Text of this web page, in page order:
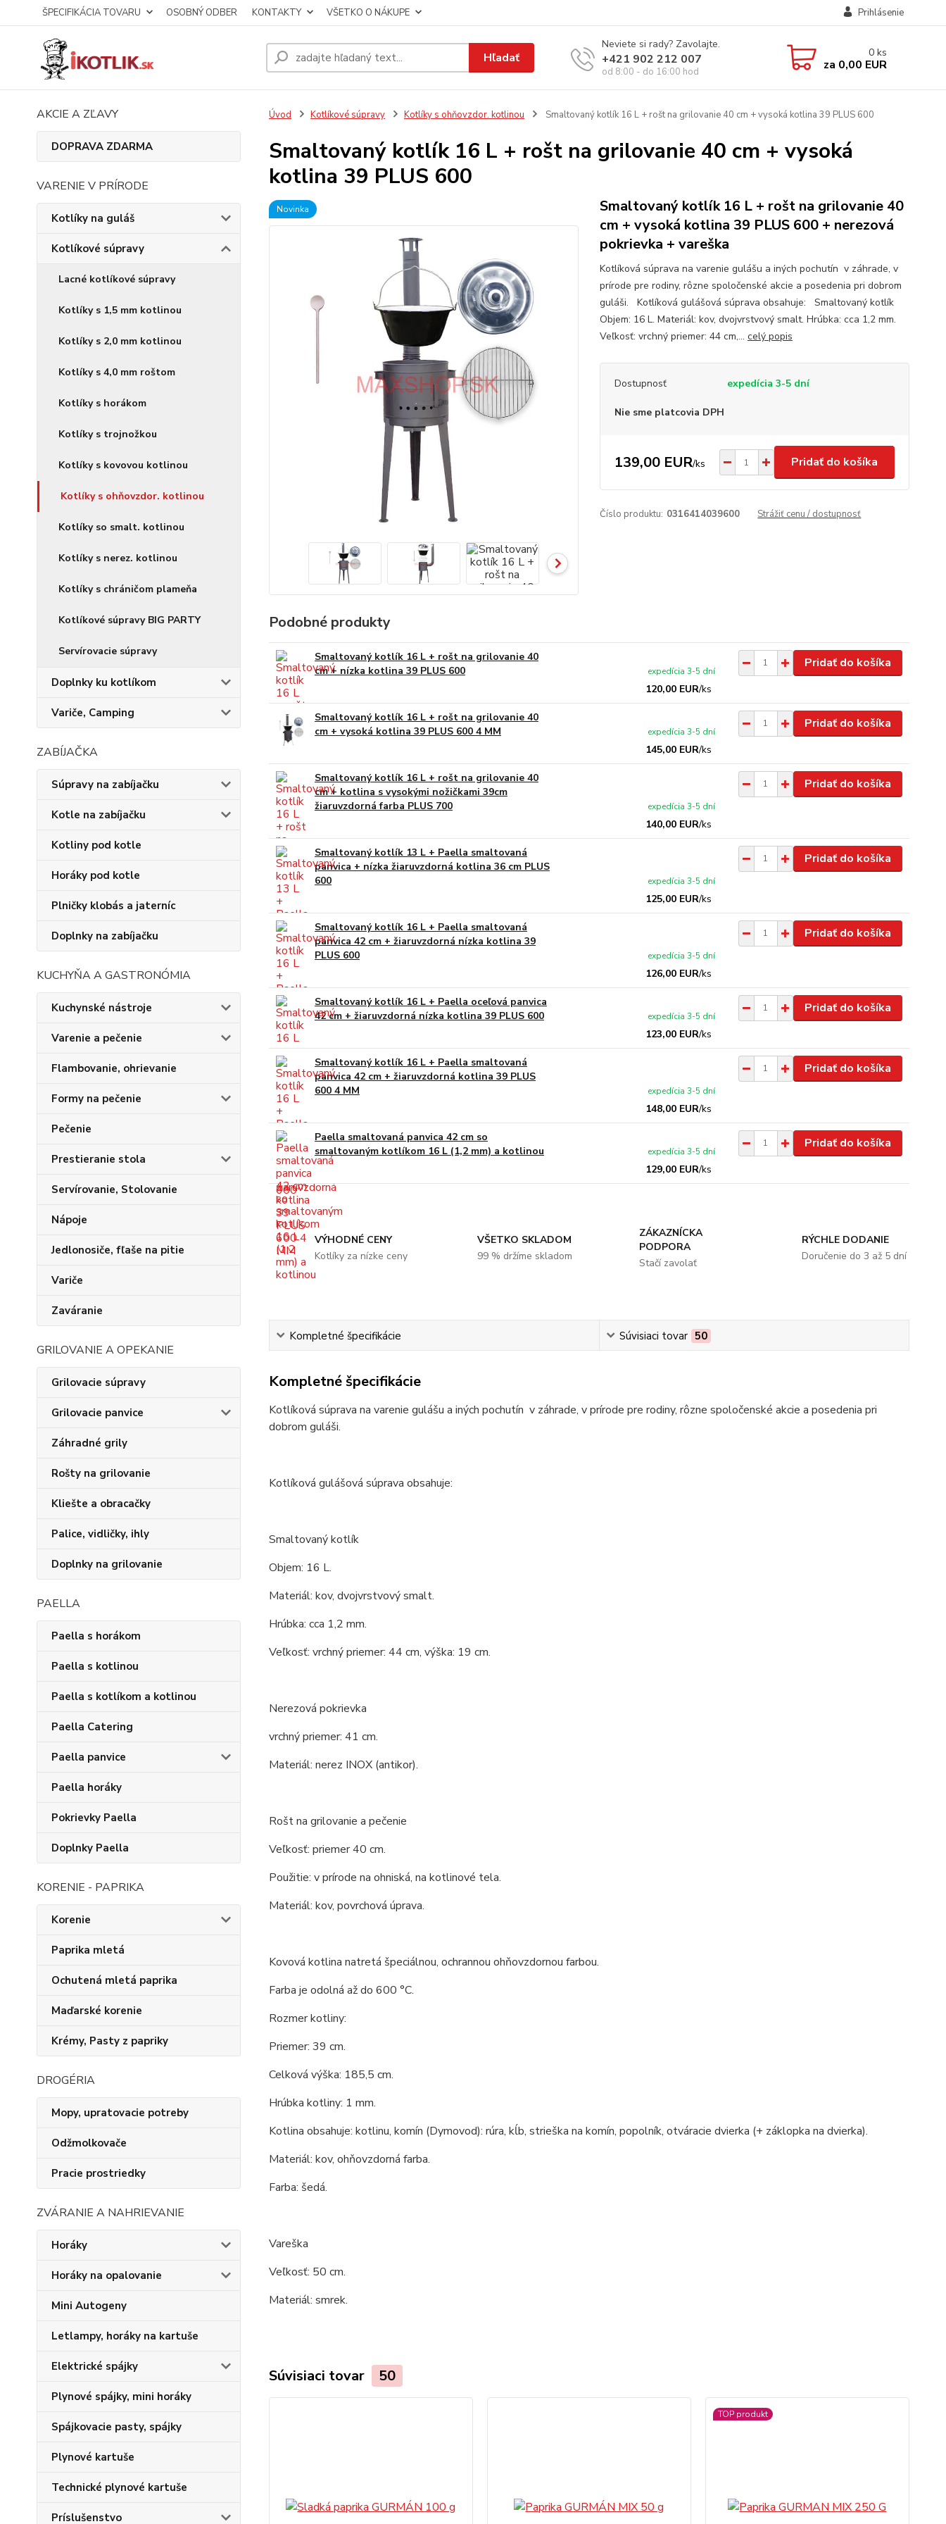
ŠPECIFIKÁCIA TOVARU OSOBNÝ ODBER KONTAKTY VŠETKO O NÁKUPE Prihlásenie
Hľadať
Neviete si rady? Zavolajte.
+421 902 212 007
od 8:00 - do 16:00 hod
0 ks
za 0,00 EUR
AKCIE A ZĽAVY
DOPRAVA ZDARMA
VARENIE V PRÍRODE
Kotlíky na guláš
Kotlíkové súpravy
Lacné kotlíkové súpravy
Kotlíky s 1,5 mm kotlinou
Kotlíky s 2,0 mm kotlinou
Kotlíky s 4,0 mm roštom
Kotlíky s horákom
Kotlíky s trojnožkou
Kotlíky s kovovou kotlinou
Kotlíky s ohňovzdor. kotlinou
Kotlíky so smalt. kotlinou
Kotlíky s nerez. kotlinou
Kotlíky s chráničom plameňa
Kotlíkové súpravy BIG PARTY
Servírovacie súpravy
Doplnky ku kotlíkom
Variče, Camping
ZABÍJAČKA
Súpravy na zabíjačku
Kotle na zabíjačku
Kotliny pod kotle
Horáky pod kotle
Plničky klobás a jaterníc
Doplnky na zabíjačku
KUCHYŇA A GASTRONÓMIA
Kuchynské nástroje
Varenie a pečenie
Flambovanie, ohrievanie
Formy na pečenie
Pečenie
Prestieranie stola
Servírovanie, Stolovanie
Nápoje
Jedlonosiče, fľaše na pitie
Variče
Zaváranie
GRILOVANIE A OPEKANIE
Grilovacie súpravy
Grilovacie panvice
Záhradné grily
Rošty na grilovanie
Kliešte a obracačky
Palice, vidličky, ihly
Doplnky na grilovanie
PAELLA
Paella s horákom
Paella s kotlinou
Paella s kotlíkom a kotlinou
Paella Catering
Paella panvice
Paella horáky
Pokrievky Paella
Doplnky Paella
KORENIE - PAPRIKA
Korenie
Paprika mletá
Ochutená mletá paprika
Maďarské korenie
Krémy, Pasty z papriky
DROGÉRIA
Mopy, upratovacie potreby
Odžmolkovače
Pracie prostriedky
ZVÁRANIE A NAHRIEVANIE
Horáky
Horáky na opalovanie
Mini Autogeny
Letlampy, horáky na kartuše
Elektrické spájky
Plynové spájky, mini horáky
Spájkovacie pasty, spájky
Plynové kartuše
Technické plynové kartuše
Príslušenstvo
Úvod Kotlíkové súpravy Kotlíky s ohňovzdor. kotlinou Smaltovaný kotlík 16 L + rošt na grilovanie 40 cm + vysoká kotlina 39 PLUS 600
Smaltovaný kotlík 16 L + rošt na grilovanie 40 cm + vysoká
kotlina 39 PLUS 600
Novinka
Smaltovaný kotlík 16 L + rošt na grilovanie 40
cm + vysoká kotlina 39 PLUS 600 + nerezová
pokrievka + vareška
Kotlíková súprava na varenie gulášu a iných pochutín v záhrade, v
prírode pre rodiny, rôzne spoločenské akcie a posedenia pri dobrom
guláši. Kotlíková gulášová súprava obsahuje: Smaltovaný kotlík
Objem: 16 L. Materiál: kov, dvojvrstvový smalt. Hrúbka: cca 1,2 mm.
Veľkosť: vrchný priemer: 44 cm,... celý popis
Dostupnosť expedícia 3-5 dní
Nie sme platcovia DPH
139,00 EUR/ks Pridať do košíka
Číslo produktu: 0316414039600 Strážiť cenu / dostupnosť
Podobné produkty
Smaltovaný kotlík 16 L + rošt na grilovanie 40
cm + nízka kotlina 39 PLUS 600
120,00 EUR/ks
expedícia 3-5 dní
Pridať do košíka
Smaltovaný kotlík 16 L + rošt na grilovanie 40
cm + vysoká kotlina 39 PLUS 600 4 MM
145,00 EUR/ks
expedícia 3-5 dní
Pridať do košíka
Smaltovaný kotlík 16 L + rošt na grilovanie 40
cm + kotlina s vysokými nožičkami 39cm
žiaruvzdorná farba PLUS 700
140,00 EUR/ks
expedícia 3-5 dní
Pridať do košíka
Smaltovaný kotlík 13 L + Paella smaltovaná
panvica + nízka žiaruvzdorná kotlina 36 cm PLUS
600
125,00 EUR/ks
expedícia 3-5 dní
Pridať do košíka
Smaltovaný kotlík 16 L + Paella smaltovaná
panvica 42 cm + žiaruvzdorná nízka kotlina 39
PLUS 600
126,00 EUR/ks
expedícia 3-5 dní
Pridať do košíka
Smaltovaný kotlík 16 L + Paella oceľová panvica
42 cm + žiaruvzdorná nízka kotlina 39 PLUS 600
123,00 EUR/ks
expedícia 3-5 dní
Pridať do košíka
Smaltovaný kotlík 16 L + Paella smaltovaná
panvica 42 cm + žiaruvzdorná kotlina 39 PLUS
600 4 MM
148,00 EUR/ks
expedícia 3-5 dní
Pridať do košíka
Paella smaltovaná panvica 42 cm so
smaltovaným kotlíkom 16 L (1,2 mm) a kotlinou
129,00 EUR/ks
expedícia 3-5 dní
Pridať do košíka
VÝHODNÉ CENY
Kotlíky za nízke ceny
VŠETKO SKLADOM
99 % držíme skladom
ZÁKAZNÍCKA
PODPORA
Stačí zavolať
RÝCHLE DODANIE
Doručenie do 3 až 5 dní
Kompletné špecifikácie Súvisiaci tovar 50
Kompletné špecifikácie
Kotlíková súprava na varenie gulášu a iných pochutín v záhrade, v prírode pre rodiny, rôzne spoločenské akcie a posedenia pri
dobrom guláši.
Kotlíková gulášová súprava obsahuje:
Smaltovaný kotlík
Objem: 16 L.
Materiál: kov, dvojvrstvový smalt.
Hrúbka: cca 1,2 mm.
Veľkosť: vrchný priemer: 44 cm, výška: 19 cm.
Nerezová pokrievka
vrchný priemer: 41 cm.
Materiál: nerez INOX (antikor).
Rošt na grilovanie a pečenie
Veľkosť: priemer 40 cm.
Použitie: v prírode na ohniská, na kotlinové tela.
Materiál: kov, povrchová úprava.
Kovová kotlina natretá špeciálnou, ochrannou ohňovzdornou farbou.
Farba je odolná až do 600 °C.
Rozmer kotliny:
Priemer: 39 cm.
Celková výška: 185,5 cm.
Hrúbka kotliny: 1 mm.
Kotlina obsahuje: kotlinu, komín (Dymovod): rúra, kĺb, strieška na komín, popolník, otváracie dvierka (+ záklopka na dvierka).
Materiál: kov, ohňovzdorná farba.
Farba: šedá.
Vareška
Veľkosť: 50 cm.
Materiál: smrek.
Súvisiaci tovar 50
TOP produkt